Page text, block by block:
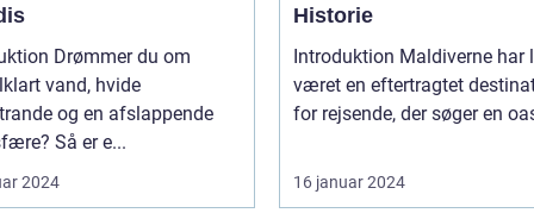
Drømmer du om
vand, hvide
og en afslappende
Så er e...
2024
Historie
Introduktion Maldiverne har længe
været en eftertragtet
for rejsende, der søger en
16 januar 2024